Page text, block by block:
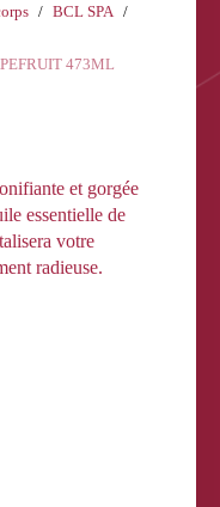
BCL SPA
473ML
et gorgée
essentielle de
votre
radieuse.